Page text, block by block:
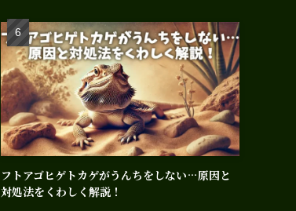
フトアゴヒゲトカゲがうんちをしない…原因と
対処法をくわしく解説！